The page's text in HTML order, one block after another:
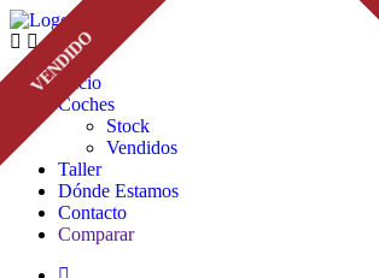
Inicio
Coches
Stock
Vendidos
Taller
Dónde Estamos
Contacto
Comparar
VENDIDO